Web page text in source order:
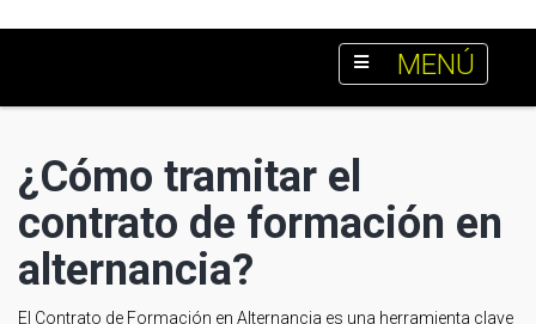
MENÚ
¿Cómo tramitar el
contrato de formación en
alternancia?
El Contrato de Formación en Alternancia es una herramienta clave